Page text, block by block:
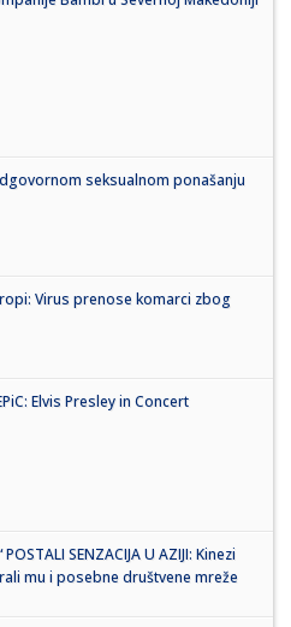
seksualnom ponašanju
Virus prenose komarci zbog
Elvis Presley in Concert
POSTALI SENZACIJA U AZIJI: Kinezi
mu i posebne društvene mreže